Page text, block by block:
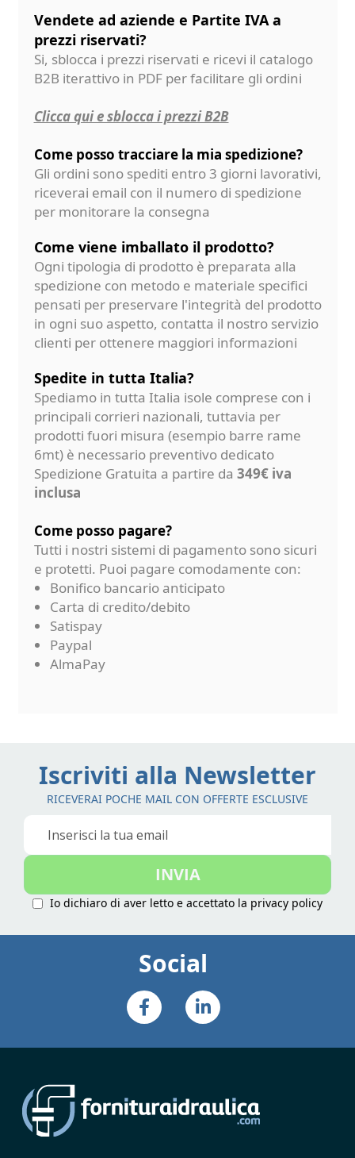
Vendete ad aziende e Partite IVA a
prezzi riservati?
Si, sblocca i prezzi riservati e ricevi il catalogo
B2B iterattivo in PDF per facilitare gli ordini
Clicca qui e sblocca i prezzi B2B
Come posso tracciare la mia spedizione?
Gli ordini sono spediti entro 3 giorni lavorativi,
riceverai email con il numero di spedizione
per monitorare la consegna
Come viene imballato il prodotto?
Ogni tipologia di prodotto è preparata alla
spedizione con metodo e materiale specifici
pensati per preservare l'integrità del prodotto
in ogni suo aspetto, contatta il nostro servizio
clienti per ottenere maggiori informazioni
Spedite in tutta Italia?
Spediamo in tutta Italia isole comprese con i
principali corrieri nazionali, tuttavia per
prodotti fuori misura (esempio barre rame
6mt) è necessario preventivo dedicato
Spedizione Gratuita a partire da 349€ iva
inclusa
Come posso pagare?
Tutti i nostri sistemi di pagamento sono sicuri
e protetti. Puoi pagare comodamente con:
Bonifico bancario anticipato
Carta di credito/debito
Satispay
Paypal
AlmaPay
Iscriviti alla Newsletter
RICEVERAI POCHE MAIL CON OFFERTE ESCLUSIVE
Iscriviti
nostra
INVIA
Io dichiaro di aver letto e accettato la privacy policy
Social